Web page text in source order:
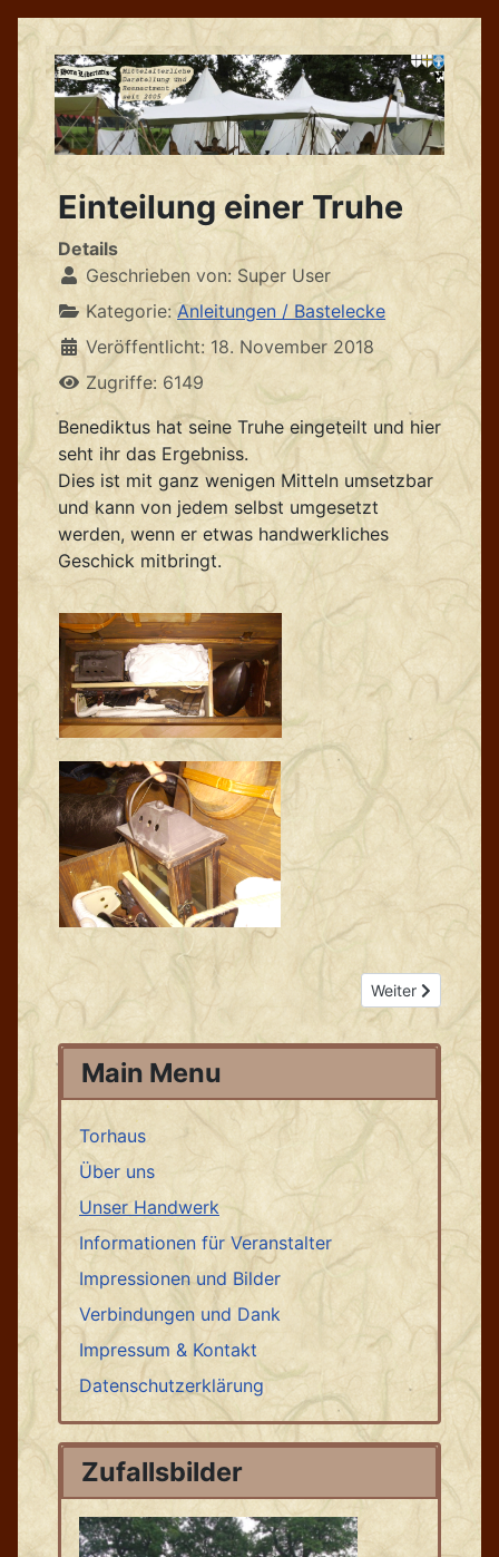
Main Menu
Torhaus
Über uns
Unser Handwerk
Informationen für Veranstalter
Impressionen und Bilder
Verbindungen und Dank
Impressum & Kontakt
Datenschutzerklärung
Zufallsbilder
Einteilung einer Truhe
Details
Geschrieben von: Super User
Kategorie: Anleitungen / Bastelecke
Veröffentlicht: 18. November 2018
Zugriffe: 6149
Benediktus hat seine Truhe eingeteilt und hier
seht ihr das Ergebniss.
Dies ist mit ganz wenigen Mitteln umsetzbar
und kann von jedem selbst umgesetzt
werden, wenn er etwas handwerkliches
Geschick mitbringt.
Nächster
Weiter